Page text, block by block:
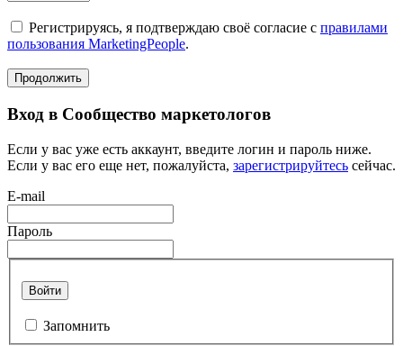
Регистрируясь, я подтверждаю своё согласие с правилами
пользования MarketingPeople.
Продолжить
Вход в Сообщество маркетологов
Если у вас уже есть аккаунт, введите логин и пароль ниже.
Если у вас его еще нет, пожалуйста, зарегистрируйтесь сейчас.
E-mail
Пароль
Войти
Запомнить